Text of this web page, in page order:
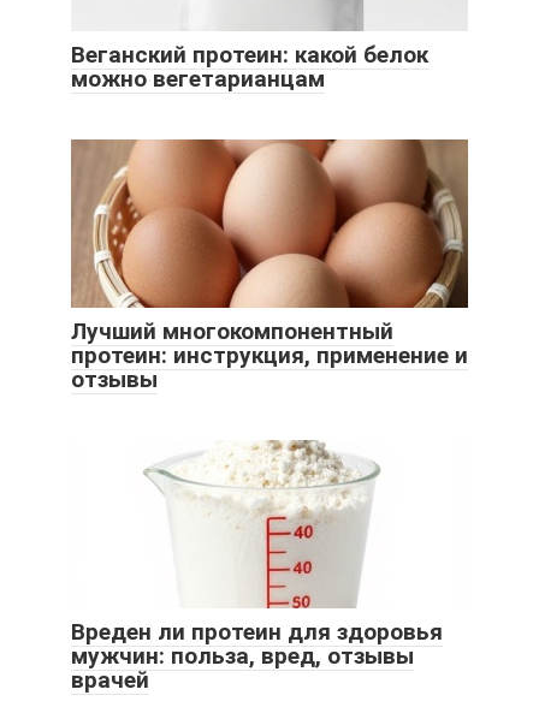
Веганский протеин: какой белок
можно вегетарианцам
Лучший многокомпонентный
протеин: инструкция, применение и
отзывы
Вреден ли протеин для здоровья
мужчин: польза, вред, отзывы
врачей